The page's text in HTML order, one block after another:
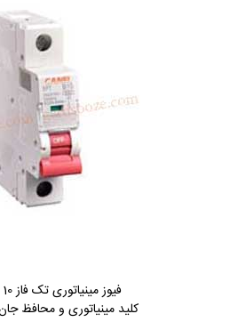
فیوز مینیاتوری تک فاز 10 آمپر کانل
کلید مینیاتوری و محافظ